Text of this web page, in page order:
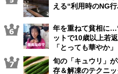
える“利用時のNG
年を重ねて貧相に
ットで10歳以上若
「とっても華やか」
旬の「キュウリ」
存＆解凍のテクニ